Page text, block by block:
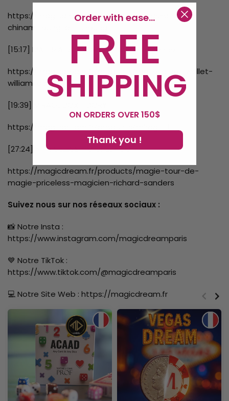
https://magicdream.fr/products/vegas-dream-
chinam-leung-bill-cheung
[15:17] MATERIALIZER WALLET - william o'connell
https://magicdream.fr/products/materializer-wallet-
william-oconnell
[19:39] MIRAGE BOX - DORY
https://magicdream.fr/products/mirage-1
[27:24] ⚡ PRICELESS - MICHEL HUOT
https://magicdream.fr/products/magie-tour-de-
magie-priceless-magicien-richard-sanders
Suivez nous sur nos réseaux sociaux :
📸 Notre Insta :
https://www.instagram.com/magicdreamparis
💙 Notre TikTok :
https://www.tiktok.com/@magicdreamparis
💻Notre Site Web : https://magicdream.fr
Order with ease...
FREE
SHIPPING
ON ORDERS OVER 150$
Thank you !